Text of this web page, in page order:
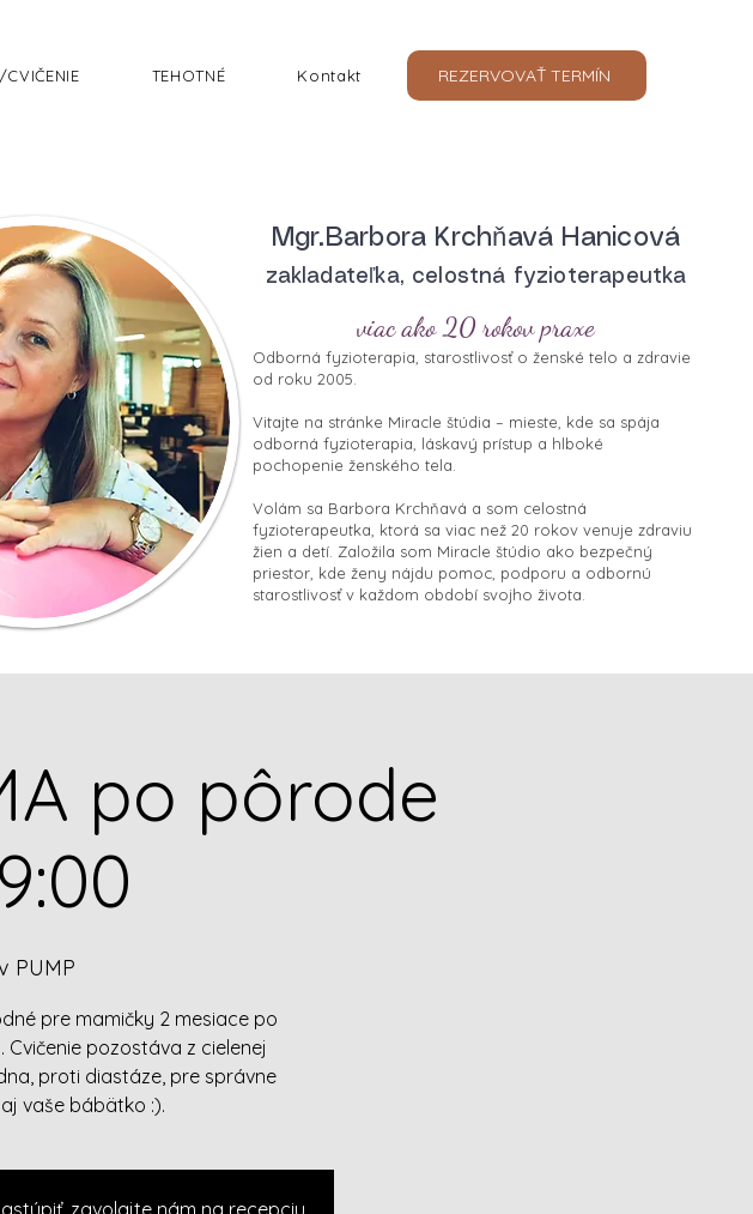
TEHOTNÉ Kontakt REZERVOVAŤ TERMÍN
Mgr.Barbora Krchňavá Hanicová
zakladateľka, celostná fyzioterapeutka
viac ako 20 rokov praxe
Odborná fyzioterapia, starostlivosť o ženské telo a zdravie
od roku 2005.
Vitajte na stránke Miracle štúdia – mieste, kde sa spája
odborná fyzioterapia, láskavý prístup a hlboké
pochopenie ženského tela.
Volám sa Barbora Krchňavá a som celostná
fyzioterapeutka, ktorá sa viac než 20 rokov venuje zdraviu
žien a detí. Založila som Miracle štúdio ako bezpečný
priestor, kde ženy nájdu pomoc, podporu a odbornú
starostlivosť v každom období svojho života.​
po pôrode
PUMP
pre mamičky 2 mesiace po
pozostáva z cielenej
proti diastáze, pre správne
vaše bábätko :).
zavolajte nám na recepciu.